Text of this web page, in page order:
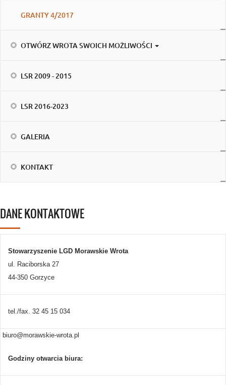
GRANTY 4/2017
OTWÓRZ WROTA SWOICH MOŻLIWOŚCI
LSR 2009 - 2015
LSR 2016-2023
GALERIA
KONTAKT
DANE KONTAKTOWE
Stowarzyszenie LGD Morawskie Wrota
ul. Raciborska 27
44-350 Gorzyce
tel./fax. 32 45 15 034
biuro@morawskie-wrota.pl
Godziny otwarcia biura: